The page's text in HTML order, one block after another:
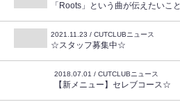
「Roots」という曲が伝えたいこと
2021.11.23 / CUTCLUBニュース
☆スタッフ募集中☆
2018.07.01 / CUTCLUBニュース
【新メニュー】セレブコース☆